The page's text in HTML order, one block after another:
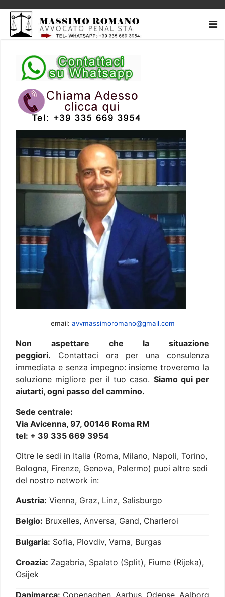
email: avvmassimoromano@gmail.com
Non aspettare che la situazione
peggiori. Contattaci ora per una consulenza
immediata e senza impegno: insieme troveremo la
soluzione migliore per il tuo caso. Siamo qui per
aiutarti, ogni passo del cammino.
Sede centrale:
Via Avicenna, 97, 00146 Roma RM
tel: + 39 335 669 3954
Oltre le sedi in Italia (Roma, Milano, Napoli, Torino,
Bologna, Firenze, Genova, Palermo) puoi altre sedi
del nostro network in:
Austria: Vienna, Graz, Linz, Salisburgo
Belgio: Bruxelles, Anversa, Gand, Charleroi
Bulgaria: Sofia, Plovdiv, Varna, Burgas
Croazia: Zagabria, Spalato (Split), Fiume (Rijeka),
Osijek
Danimarca: Copenaghen, Aarhus, Odense, Aalborg